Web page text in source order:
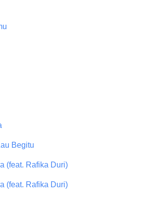
Begitu
(feat. Rafika Duri)
(feat. Rafika Duri)